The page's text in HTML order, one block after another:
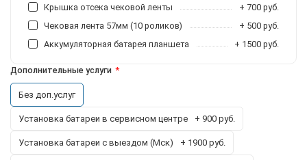
Крышка отсека чековой ленты
+ 700 руб.
Чековая лента 57мм (10 роликов)
+ 500 руб.
Аккумуляторная батарея планшета
+ 1500 руб.
Дополнительные услуги
Без доп.услуг
Установка батареи в сервисном центре + 900 руб.
Установка батареи с выездом (Мск) + 1900 руб.